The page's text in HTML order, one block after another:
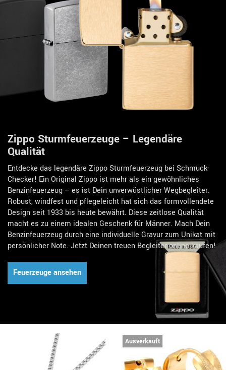
Zippo Sturmfeuerzeuge – Legendäre
Qualität
Entdecke das legendäre Zippo Sturmfeuerzeug bei Schmuck-
Checker! Ein Original Zippo ist mehr als ein gewöhnliches
Benzinfeuerzeug – es ist Dein unverwüstlicher Wegbegleiter.
Robust, windfest und pflegeleicht hat sich das formvollendete
Design seit 1933 bis heute bewährt. Diese zeitlose Qualität
macht es zu einem idealen Geschenk für Männer. Mach Dein
Benzinfeuerzeug durch eine individuelle Gravur zum Unikat mit
persönlicher Note. Jetzt Deinen treuen Begleiter online kaufen!
Feuerzeuge ansehen
Ausverkauft